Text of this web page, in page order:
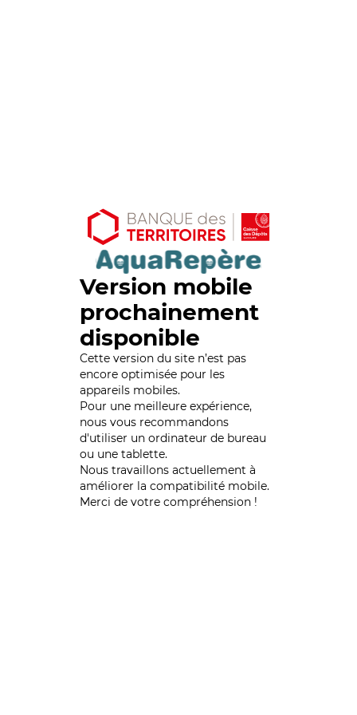
Version mobile
prochainement
disponible
Cette version du site n’est pas
encore optimisée pour les
appareils mobiles.
Pour une meilleure expérience,
nous vous recommandons
d'utiliser un ordinateur de bureau
ou une tablette.
Nous travaillons actuellement à
améliorer la compatibilité mobile.
Merci de votre compréhension !